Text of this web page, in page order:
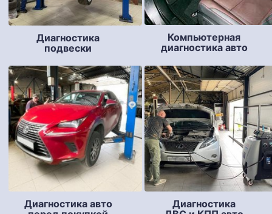
Диагностика
подвески
Компьютерная
диагностика авто
Диагностика авто
Диагностика